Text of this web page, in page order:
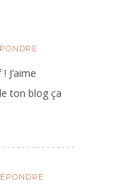
J’aime
ton blog ça